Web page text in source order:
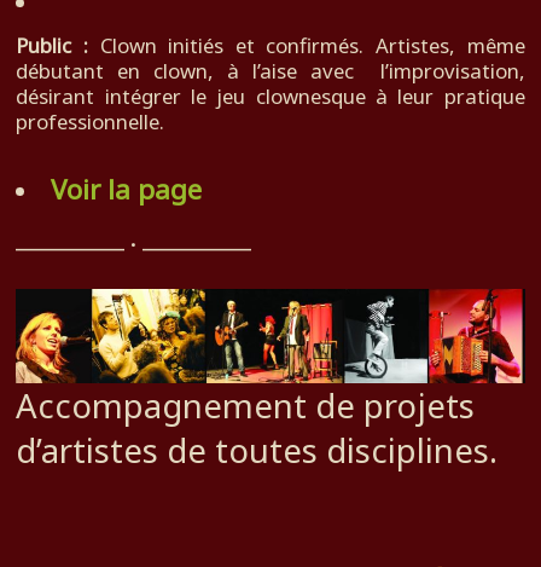
Public : Clown initiés et confirmés. Artistes, même
débutant en clown, à l’aise avec l’improvisation,
désirant intégrer le jeu clownesque à leur pratique
professionnelle.
Voir la page
__________ . __________
Accompagnement de projets
d’artistes de toutes disciplines.